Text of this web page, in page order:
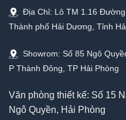
Địa Chỉ: Lô TM 1.16
Thành phố Hải Dương, Tỉnh
Showrom: Số 85 Ngô
P Thành Đông, TP Hải Phòng
Văn phòng thiết kế: Số 15
Ngô Quyền, Hải Phòng